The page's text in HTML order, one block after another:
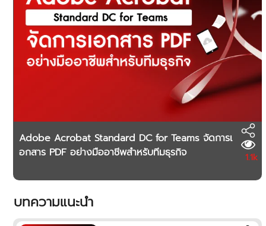
Adobe Acrobat Standard DC for Teams จัดการเ
อกสาร PDF อย่างมืออาชีพสำหรับทีมธุรกิจ
1.1k
บทความแนะนำ